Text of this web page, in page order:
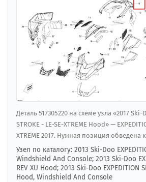
Деталь 517305220 на схеме узла «2017 Ski-
STROKE - LE-SE-XTREME Hood» —
XTREME 2017. Нужная позиция обведена
Узел по каталогу: 2013 Ski-Doo
Windshield And Console; 2013 Ski-Doo
REV XU Hood; 2013 Ski-Doo EXPEDITION
Hood, Windshield And Console